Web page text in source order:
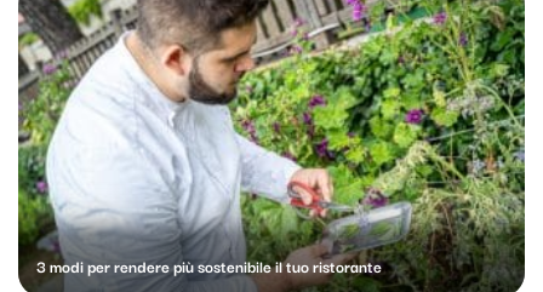
3 modi per rendere più sostenibile il tuo ristorante